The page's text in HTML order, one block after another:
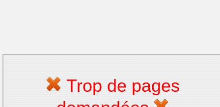
Trop de pages